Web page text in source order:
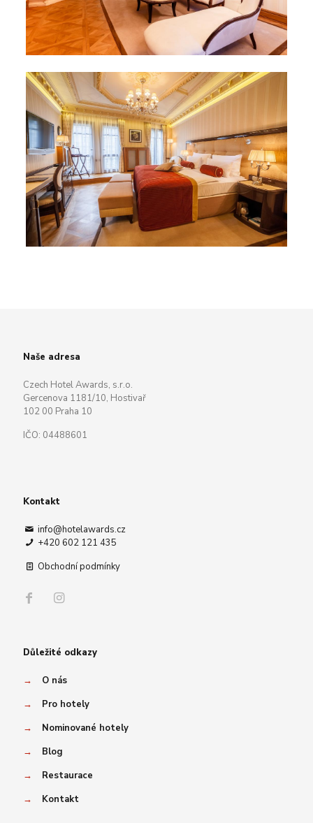
Naše adresa
Czech Hotel Awards, s.r.o.
Gercenova 1181/10, Hostivař
102 00 Praha 10
IČO: 04488601
Kontakt
info@hotelawards.cz
+420 602 121 435
Obchodní podmínky
Důležité odkazy
→
O nás
→
Pro hotely
→
Nominované hotely
→
Blog
→
Restaurace
→
Kontakt